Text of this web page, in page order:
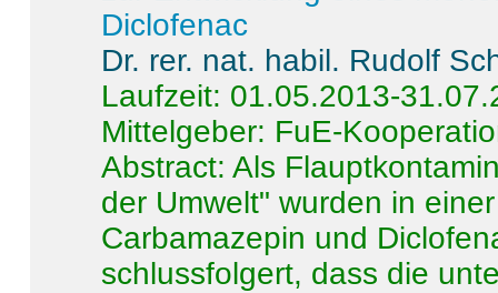
Diclofenac
Dr. rer. nat. habil. Rudolf
Laufzeit: 01.05.2013-
Mittelgeber: FuE-
Abstract:Als
der Umwelt" wurden in
Carbamazepin und
schlussfolgert, dass die